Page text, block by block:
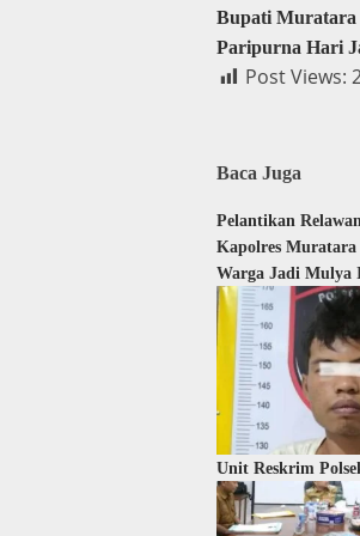
Bupati Muratara
Paripurna Hari
Post Views:
Baca Juga
Pelantikan
Kapolres Muratara
Warga Jadi Mulya
Unit Reskrim